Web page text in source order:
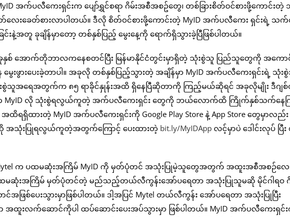
အက်ပလီကေးရှင်းက ပျော်ရွှင်စရာ ဂိမ်းအစီအစဥ်တွေ၊ တစ်ခြားစိတ်ဝင်စားဖို့ကောင်းတဲ့
ေးခေတ်စားလာပါတယ်။ ဒီလို စိတ်ဝင်စားဖို့ကောင်းတဲ့ MyID အက်ပလီကေး ရှင်းရဲ့ သက်
းနဲ့အတူ ခုချိန်မှာတော့ တစ်နှစ်ပြည့် မွေးနေ့ကို ရောက်ရှိသွားခဲ့ပြီဖြစ်ပါတယ်။
နှစ် အောက်တိုဘာလကနေစတင်ပြီး မြန်မာနိုင်ငံတွင်းမှာရှိတဲ့ သုံးစွဲသူ ပြည်သူတွေကို အကော
ေးဖွားပေးခဲ့တာပါ။ အခုလို တစ်နှစ်ပြည့်သွားတဲ့ အချိန်မှာ MyID အက်ပလီကေးရှင်းရဲ့ သုံး
းစွဲသူအရေအတွက်က ၈၅ ရာခိုင်နှုန်းအထိ ရှိနေပြီဆိုတာကို ကြည့်မယ်ဆိုရင် အခုလိုမျိုး ဒီဂျ
က MyID လို သုံးစွဲရလွယ်ကူတဲ့ အက်ပလီကေးရှင်း တွေကို ဘယ်လောက်ထိ ကြိုက်နှစ်သက်နေ
ရှိထားတဲ့ MyID အက်ပလီကေးရှင်းကို Google Play Store နဲ့ App Store တွေမှာလည်း
သုံးပြုရလွယ်ကူတဲ့အတွက်ကြောင့် ပေးထားတဲ့ bit.ly/MyIDApp လင့်မှာပဲ ဒေါင်းလုပ် ပြီး
က ပထမဆုံးအကြိမ် MyID ကို မှတ်ပုံတင် အသုံးပြုမဲ့သူတွေအတွက် အထူးအစီအစဉ်လေ
ထမဆုံးအကြိမ် မှတ်ပုံတင်တဲ့ မည်သည့်တယ်လီကွန်းအော်ပရေတာ အသုံးပြုသူမဆို မိုင်ဂါရဝ ဂိ
ြစ်ပေးသွားမှာဖြစ်ပါတယ်။ ဒါ့အပြင် Mytel တယ်လီကွန်း အော်ပရေတာ အသုံးပြုပြီး
းလက်ဆောင်ကိုပါ ထပ်ဆောင်းပေးအပ်သွားမှာ ဖြစ်ပါတယ်။ MyID အက်ပလီကေးရှင်